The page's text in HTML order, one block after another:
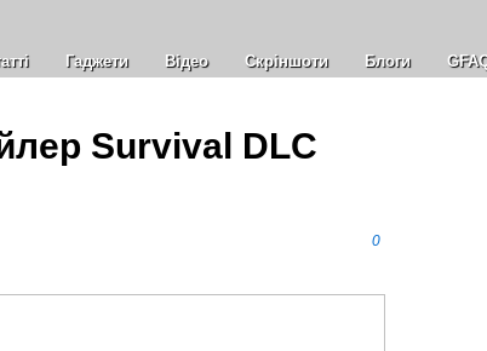
Гаджети Відео Cкріншоти Блоги
Survival DLC
0